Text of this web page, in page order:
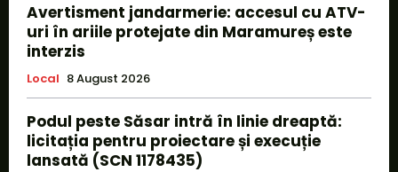
Avertisment jandarmerie: accesul cu ATV-
uri în ariile protejate din Maramureș este
interzis
Local 8 August 2026
Podul peste Săsar intră în linie dreaptă:
licitația pentru proiectare și execuție
lansată (SCN 1178435)